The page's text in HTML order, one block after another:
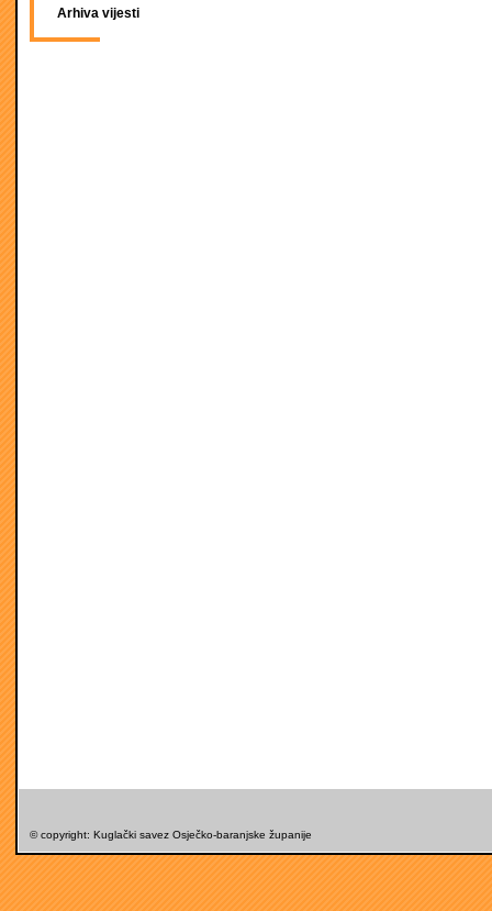
Arhiva vijesti
© copyright: Kuglački savez Osječko-baranjske županije